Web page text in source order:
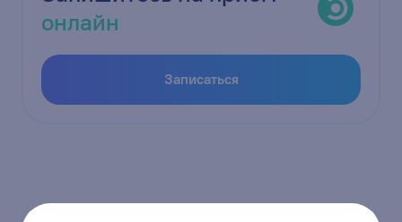
онлайн
Записаться